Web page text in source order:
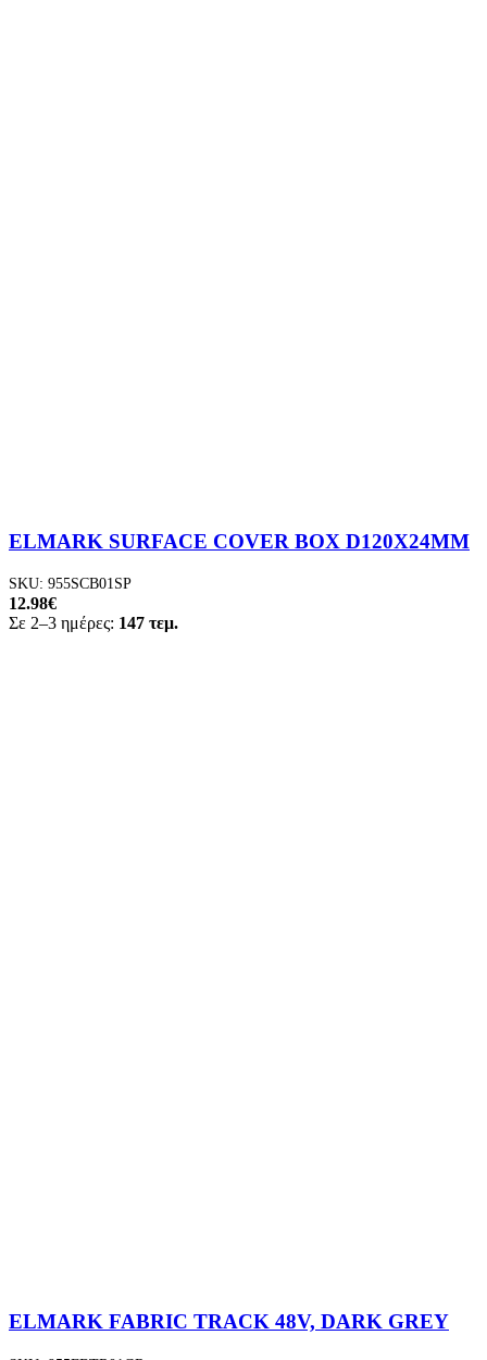
ELMARK SURFACE COVER BOX D120X24MM
SKU: 955SCB01SP
12.98€
Σε 2–3 ημέρες: 147 τεμ.
ELMARK FABRIC TRACK 48V, DARK GREY